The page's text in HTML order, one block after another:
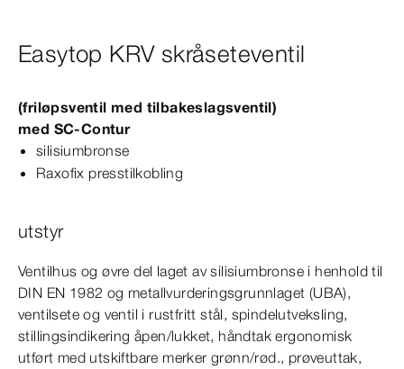
Easytop KRV skråseteventil
(friløpsventil med tilbakeslagsventil)
med SC‑Contur
silisiumbronse
Raxofix presstilkobling
utstyr
Ventilhus og øvre del laget av silisiumbronse i henhold til
DIN EN 1982 og metallvurderingsgrunnlaget (UBA),
ventilsete og ventil i rustfritt stål, spindelutveksling,
stillingsindikering åpen/lukket, håndtak ergonomisk
utført med utskiftbare merker grønn/rød., prøveuttak,